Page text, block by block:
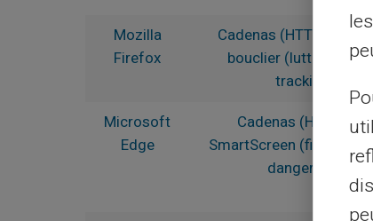
Mozilla
Firefox
Cadenas (HTTPS) et
bouclier (lutte contre
tracking)
Microsoft
Edge
Cadenas (HTTPS) et
SmartScreen (filtre anti-
dangereux)